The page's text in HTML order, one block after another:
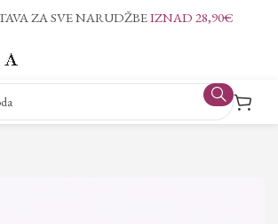
ZA SVE NARUDŽBEIZNAD 28,90€